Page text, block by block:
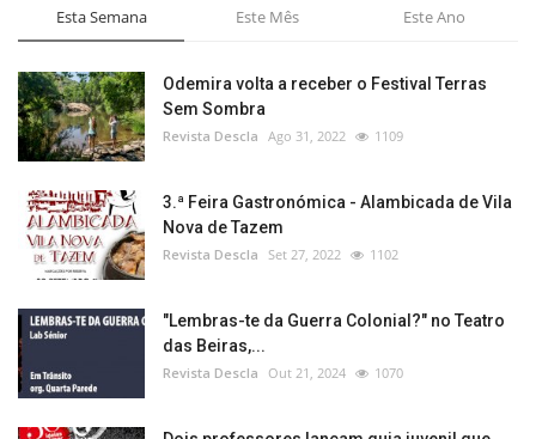
Esta Semana Este Mês Este Ano
Odemira volta a receber o Festival Terras
Sem Sombra
Revista Descla Ago 31, 2022 1109
3.ª Feira Gastronómica - Alambicada de Vila
Nova de Tazem
Revista Descla Set 27, 2022 1102
"Lembras-te da Guerra Colonial?" no Teatro
das Beiras,...
Revista Descla Out 21, 2024 1070